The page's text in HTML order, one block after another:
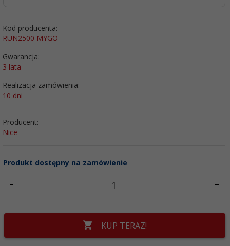
Kod producenta:
RUN2500 MYGO
Gwarancja:
3 lata
Realizacja zamówienia:
10 dni
Producent:
Nice
Produkt dostępny na zamówienie
KUP TERAZ!